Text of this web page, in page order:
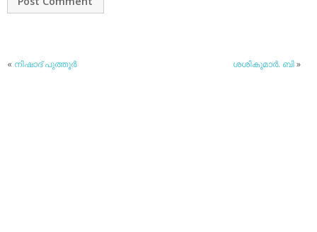
« നിഷാദ് പുത്തൂര്‍ ശശികുമാര്‍. ബി»